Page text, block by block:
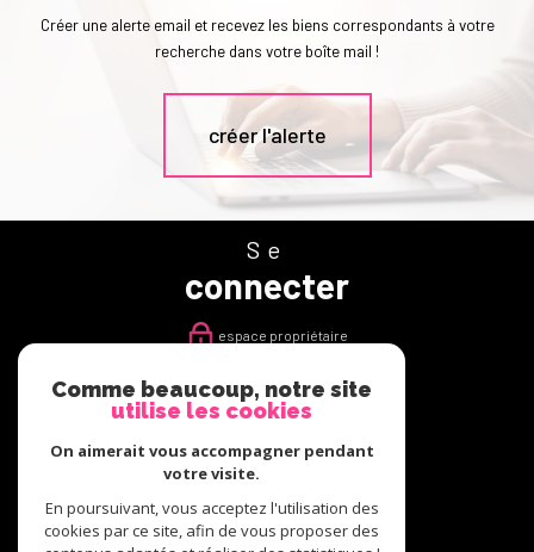
Créer une alerte email et recevez les biens correspondants à votre
recherche dans votre boîte mail !
créer l'alerte
Se
connecter
espace propriétaire
Nous
suivre
Nous
Comme beaucoup, notre site
utilise les cookies
On aimerait vous accompagner pendant
votre visite.
En poursuivant, vous acceptez l'utilisation des
cookies par ce site, afin de vous proposer des